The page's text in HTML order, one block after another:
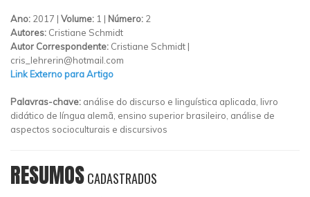
Ano: 2017 | Volume: 1 | Número: 2
Autores: Cristiane Schmidt
Autor Correspondente: Cristiane Schmidt |
cris_lehrerin@hotmail.com
Link Externo para Artigo
Palavras-chave: análise do discurso e linguística aplicada, livro
didático de língua alemã, ensino superior brasileiro, análise de
aspectos socioculturais e discursivos
RESUMOSCADASTRADOS